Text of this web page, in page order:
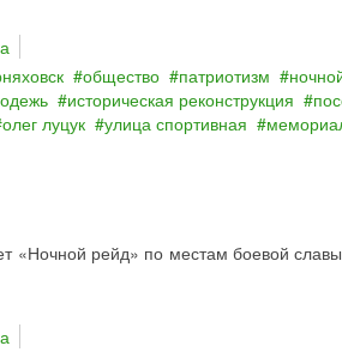
общество патриотизм
историческая реконструкция
олег луцук улица спортивная
«Ночной рейд» по местам боевой